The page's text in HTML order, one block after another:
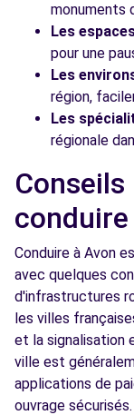
monuments
Les
pour une
Les
région,
Les
régionale
conduire
Conduire à Avon
avec quelques
d'infrastructures
les villes
et la signalisation
ville est
applications de
ouvrage